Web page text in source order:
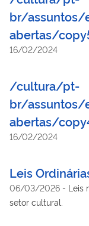
br/
abertas/
16/02/2024
/cultura/pt-
br/
abertas/
16/02/2024
Leis
06/03/2026 - Leis
setor cultural.